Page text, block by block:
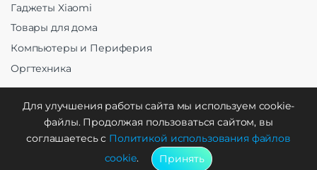
Гаджеты Xiaomi
Товары для дома
Компьютеры и Периферия
Оргтехника
Создание и продвижение
WebCreative Studio
Для улучшения работы сайта мы используем cookie-
файлы. Продолжая пользоваться сайтом, вы
соглашаетесь с Политикой использования файлов
cookie. Принять